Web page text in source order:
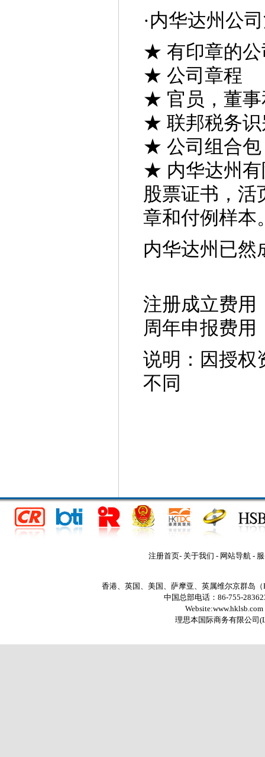
·内华达州公
★ 有印章的公
★ 公司章程
★ 官员，董事
★ 联邦税务识
★ 公司组合包
★ 内华达州有
股票证书，活
章和付例样本
内华达州已然
注册成立费用
周年申报费用
说明：因授权
不同
注册首页- 关于我们 - 网站导航 -
香港、英国、美国、萨摩亚、英属维尔京群岛
中国总部电话：86-755-
理思本国际商务有限公司